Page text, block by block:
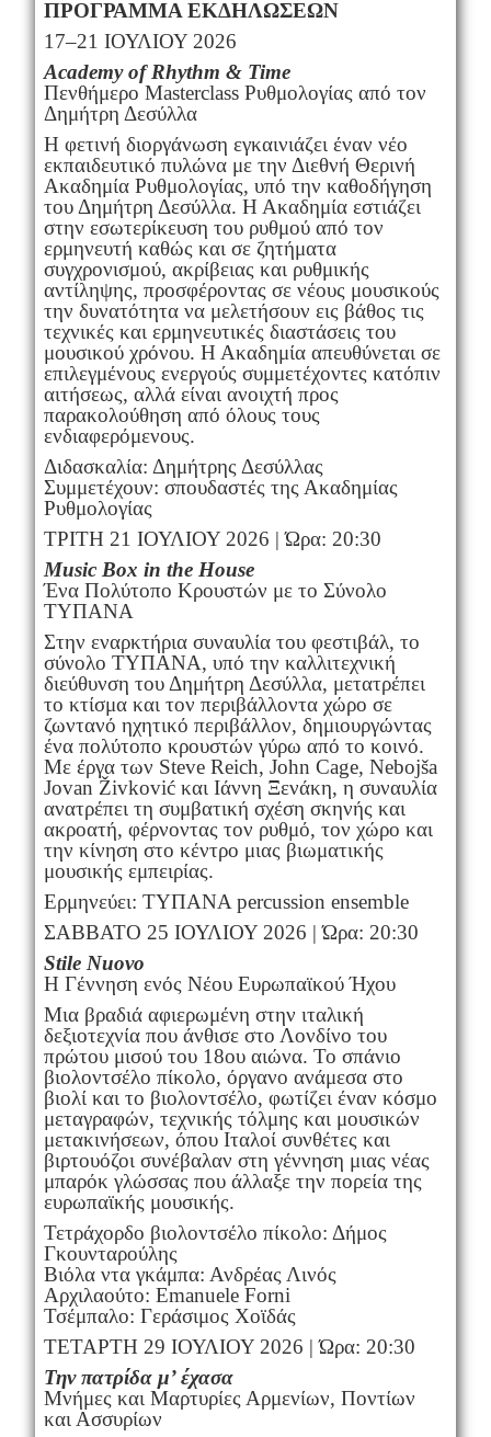
ΠΡΟΓΡΑΜΜΑ ΕΚΔΗΛΩΣΕΩΝ
17–21 ΙΟΥΛΙΟΥ 2026
Academy of Rhythm & Time
Πενθήμερο Masterclass Ρυθμολογίας από τον
Δημήτρη Δεσύλλα
Η φετινή διοργάνωση εγκαινιάζει έναν νέο
εκπαιδευτικό πυλώνα με την Διεθνή Θερινή
Ακαδημία Ρυθμολογίας, υπό την καθοδήγηση
του Δημήτρη Δεσύλλα. Η Ακαδημία εστιάζει
στην εσωτερίκευση του ρυθμού από τον
ερμηνευτή καθώς και σε ζητήματα
συγχρονισμού, ακρίβειας και ρυθμικής
αντίληψης, προσφέροντας σε νέους μουσικούς
την δυνατότητα να μελετήσουν εις βάθος τις
τεχνικές και ερμηνευτικές διαστάσεις του
μουσικού χρόνου. Η Ακαδημία απευθύνεται σε
επιλεγμένους ενεργούς συμμετέχοντες κατόπιν
αιτήσεως, αλλά είναι ανοιχτή προς
παρακολούθηση από όλους τους
ενδιαφερόμενους.
Διδασκαλία: Δημήτρης Δεσύλλας
Συμμετέχουν: σπουδαστές της Ακαδημίας
Ρυθμολογίας
ΤΡΙΤΗ 21 ΙΟΥΛΙΟΥ 2026 | Ώρα: 20:30
Music Box in the House
Ένα Πολύτοπο Κρουστών με το Σύνολο
ΤΥΠΑΝΑ
Στην εναρκτήρια συναυλία του φεστιβάλ, το
σύνολο ΤΥΠΑΝΑ, υπό την καλλιτεχνική
διεύθυνση του Δημήτρη Δεσύλλα, μετατρέπει
το κτίσμα και τον περιβάλλοντα χώρο σε
ζωντανό ηχητικό περιβάλλον, δημιουργώντας
ένα πολύτοπο κρουστών γύρω από το κοινό.
Με έργα των Steve Reich, John Cage, Nebojša
Jovan Živković και Ιάννη Ξενάκη, η συναυλία
ανατρέπει τη συμβατική σχέση σκηνής και
ακροατή, φέρνοντας τον ρυθμό, τον χώρο και
την κίνηση στο κέντρο μιας βιωματικής
μουσικής εμπειρίας.
Ερμηνεύει: ΤΥΠΑΝΑ percussion ensemble
ΣΑΒΒΑΤΟ 25 ΙΟΥΛΙΟΥ 2026 | Ώρα: 20:30
Stile Nuovo
Η Γέννηση ενός Νέου Ευρωπαϊκού Ήχου
Μια βραδιά αφιερωμένη στην ιταλική
δεξιοτεχνία που άνθισε στο Λονδίνο του
πρώτου μισού του 18ου αιώνα. Το σπάνιο
βιολοντσέλο πίκολο, όργανο ανάμεσα στο
βιολί και το βιολοντσέλο, φωτίζει έναν κόσμο
μεταγραφών, τεχνικής τόλμης και μουσικών
μετακινήσεων, όπου Ιταλοί συνθέτες και
βιρτουόζοι συνέβαλαν στη γέννηση μιας νέας
μπαρόκ γλώσσας που άλλαξε την πορεία της
ευρωπαϊκής μουσικής.
Τετράχορδο βιολοντσέλο πίκολο: Δήμος
Γκουνταρούλης
Βιόλα ντα γκάμπα: Ανδρέας Λινός
Αρχιλαούτο: Emanuele Forni
Τσέμπαλο: Γεράσιμος Χοϊδάς
ΤΕΤΑΡΤΗ 29 ΙΟΥΛΙΟΥ 2026 | Ώρα: 20:30
Την πατρίδα μ’ έχασα
Μνήμες και Μαρτυρίες Αρμενίων, Ποντίων
και Ασσυρίων